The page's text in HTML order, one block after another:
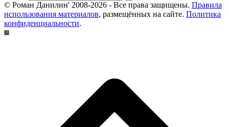
© Роман Данилин' 2008-2026 - Все права защищены. Правила
использования материалов, размещённых на сайте. Политика
конфиденциальности.